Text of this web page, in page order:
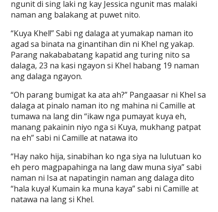
ngunit di sing laki ng kay Jessica ngunit mas malaki
naman ang balakang at puwet nito.
“Kuya Khel!” Sabi ng dalaga at yumakap naman ito
agad sa binata na ginantihan din ni Khel ng yakap.
Parang nakababatang kapatid ang turing nito sa
dalaga, 23 na kasi ngayon si Khel habang 19 naman
ang dalaga ngayon.
“Oh parang bumigat ka ata ah?” Pangaasar ni Khel sa
dalaga at pinalo naman ito ng mahina ni Camille at
tumawa na lang din “ikaw nga pumayat kuya eh,
manang pakainin niyo nga si Kuya, mukhang patpat
na eh” sabi ni Camille at natawa ito
“Hay nako hija, sinabihan ko nga siya na lulutuan ko
eh pero magpapahinga na lang daw muna siya” sabi
naman ni Isa at napatingin naman ang dalaga dito
“hala kuya! Kumain ka muna kaya” sabi ni Camille at
natawa na lang si Khel.